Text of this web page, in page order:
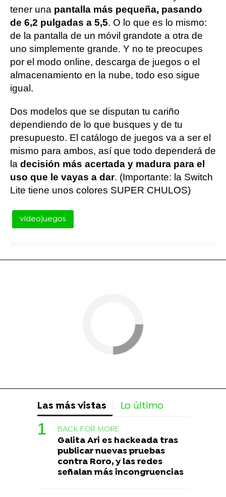
tener una pantalla más pequeña, pasando
de 6,2 pulgadas a 5,5. O lo que es lo mismo:
de la pantalla de un móvil grandote a otra de
uno simplemente grande. Y no te preocupes
por el modo online, descarga de juegos o el
almacenamiento en la nube, todo eso sigue
igual.
Dos modelos que se disputan tu cariño
dependiendo de lo que busques y de tu
presupuesto. El catálogo de juegos va a ser el
mismo para ambos, así que todo dependerá de
la decisión más acertada y madura para el
uso que le vayas a dar. (Importante: la Switch
Lite tiene unos colores SUPER CHULOS)
videojuegos
Las más vistas Lo último
BACK FOR MORE
Galita Ari es hackeada tras
publicar nuevas pruebas
contra Roro, y las redes
señalan más incongruencias